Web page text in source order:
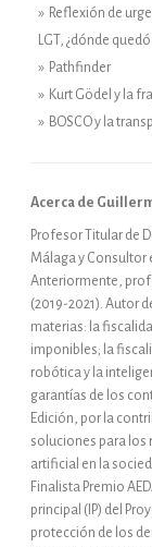
» Reflexión de
LGT, ¿dónde
» Pathfinder
» Kurt Gödel y la
» BOSCO y la
Acerca de
Profesor Titular de
Málaga y Consultor
Anteriormente,
(2019-2021). Autor
materias: la
imponibles; la
robótica y la
garantías de los
Edición, por la
soluciones para los
artificial en la
Finalista Premio
principal (IP) del
protección de los